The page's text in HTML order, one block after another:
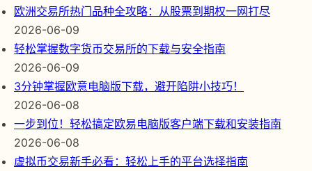
欧洲交易所热门品种全攻略：从股票到期权一网打尽
2026-06-09
轻松掌握数字货币交易所的下载与安全指南
2026-06-09
3分钟掌握欧意电脑版下载，避开陷阱小技巧！
2026-06-08
一步到位！轻松搞定欧易电脑版客户端下载和安装指南
2026-06-08
虚拟币交易新手必看：轻松上手的平台选择指南